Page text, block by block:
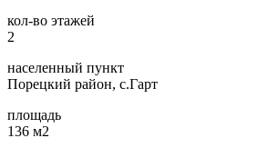
кол-во этажей
2
населенный пункт
Порецкий район, с.Гарт
площадь
136 м2